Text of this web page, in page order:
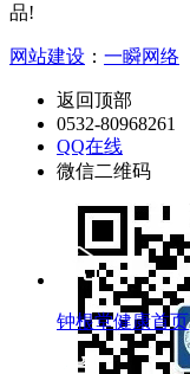
品!
网站建设 ： 一瞬网络
返回顶部
0532-80968261
QQ在线
微信二维码
钟根堂健康首页